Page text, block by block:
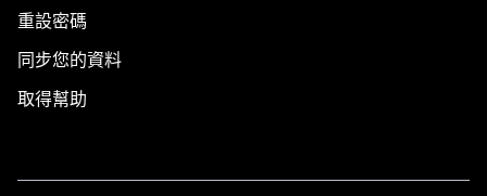
重設密碼
同步您的資料
取得幫助